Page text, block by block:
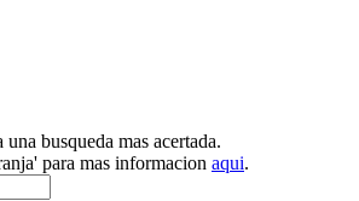
busqueda mas acertada.
para mas informacion aqui.